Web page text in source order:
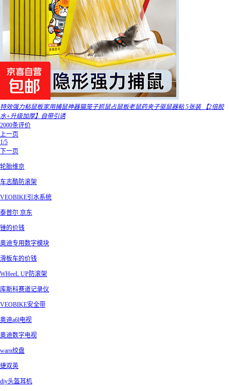
特效强力粘鼠板家用捕鼠神器猫笼子抓鼠占鼠板老鼠药夹子驱鼠器粘 5张装 【2倍胶
水+升级加厚】自带引诱
2000条评价
上一页
1/5
下一页
轮胎维京
车志酷防滚架
VEOBIKE引水系统
泰普尔 京东
锉的价钱
奥迪专用数字模块
滑板车的价钱
WHeeL UP防滚架
库斯科赛道记录仪
VEOBIKE安全带
奥迪a6l电视
奥迪数字电视
warn绞盘
捷双英
diy头盔耳机